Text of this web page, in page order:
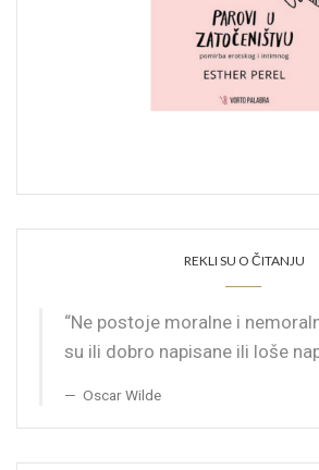
REKLI SU O ČITANJU
“Ne postoje moralne i
su ili dobro napisane ili loše
Oscar Wilde